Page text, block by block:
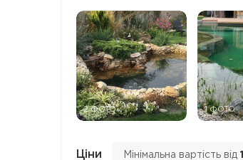
2 ФОТО 1 ФОТО
Ціни Мінімальна вартість від